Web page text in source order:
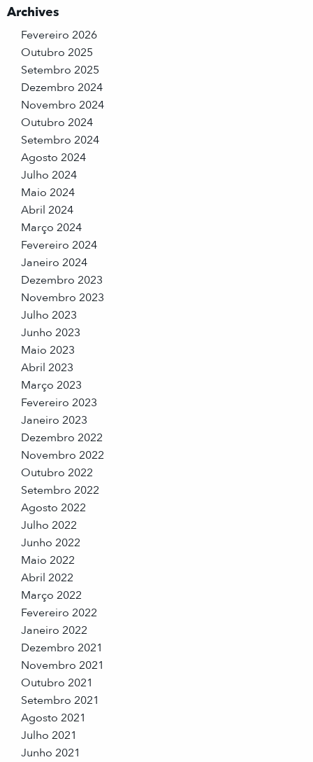
Archives
Fevereiro 2026
Outubro 2025
Setembro 2025
Dezembro 2024
Novembro 2024
Outubro 2024
Setembro 2024
Agosto 2024
Julho 2024
Maio 2024
Abril 2024
Março 2024
Fevereiro 2024
Janeiro 2024
Dezembro 2023
Novembro 2023
Julho 2023
Junho 2023
Maio 2023
Abril 2023
Março 2023
Fevereiro 2023
Janeiro 2023
Dezembro 2022
Novembro 2022
Outubro 2022
Setembro 2022
Agosto 2022
Julho 2022
Junho 2022
Maio 2022
Abril 2022
Março 2022
Fevereiro 2022
Janeiro 2022
Dezembro 2021
Novembro 2021
Outubro 2021
Setembro 2021
Agosto 2021
Julho 2021
Junho 2021